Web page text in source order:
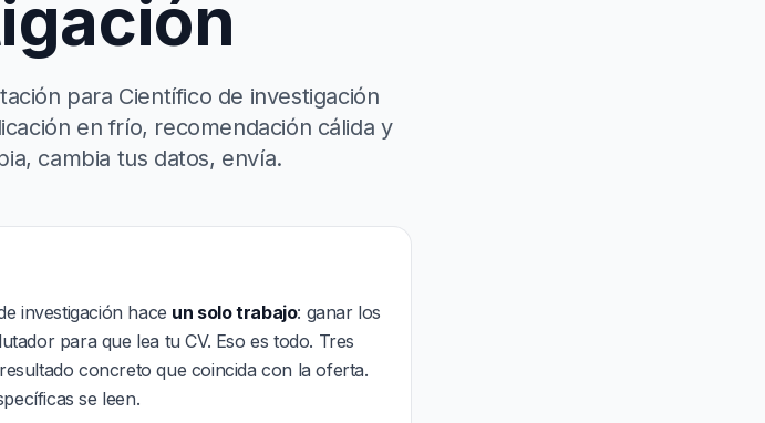
para Científico de investigación
en frío, recomendación cálida y
cambia tus datos, envía.
investigación hace un solo trabajo: ganar los
para que lea tu CV. Eso es todo. Tres
concreto que coincida con la oferta.
se leen.